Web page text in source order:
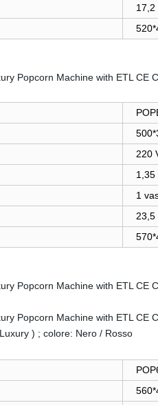
17,2
220
1,35
1
23,5
) ; colore: Nero / Rosso